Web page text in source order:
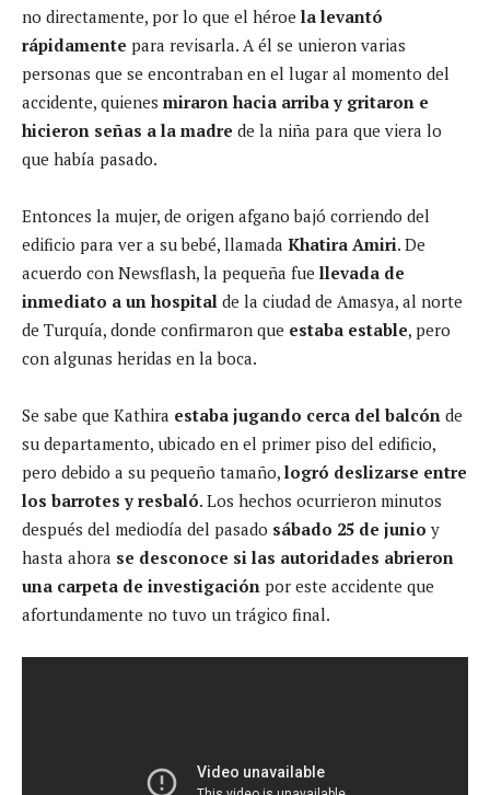
no directamente, por lo que el héroe la levantó
rápidamente para revisarla. A él se unieron varias
personas que se encontraban en el lugar al momento del
accidente, quienes miraron hacia arriba y gritaron e
hicieron señas a la madre de la niña para que viera lo
que había pasado.
Entonces la mujer, de origen afgano bajó corriendo del
edificio para ver a su bebé, llamada Khatira Amiri. De
acuerdo con Newsflash, la pequeña fue llevada de
inmediato a un hospital de la ciudad de Amasya, al norte
de Turquía, donde confirmaron que estaba estable, pero
con algunas heridas en la boca.
Se sabe que Kathira estaba jugando cerca del balcón de
su departamento, ubicado en el primer piso del edificio,
pero debido a su pequeño tamaño, logró deslizarse entre
los barrotes y resbaló. Los hechos ocurrieron minutos
después del mediodía del pasado sábado 25 de junio y
hasta ahora se desconoce si las autoridades abrieron
una carpeta de investigación por este accidente que
afortundamente no tuvo un trágico final.